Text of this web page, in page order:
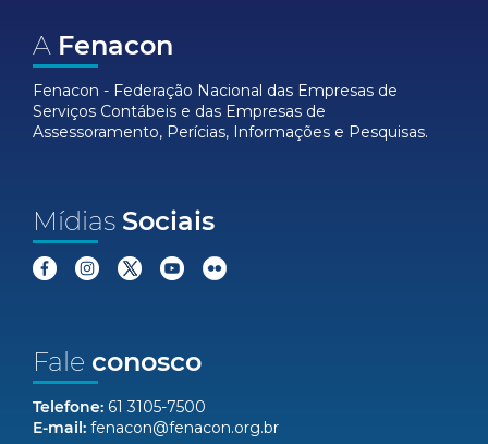
A Fenacon
Fenacon - Federação Nacional das Empresas de
Serviços Contábeis e das Empresas de
Assessoramento, Perícias, Informações e Pesquisas.
Mídias Sociais
Fale conosco
Telefone: 61 3105-7500
E-mail: fenacon@fenacon.org.br